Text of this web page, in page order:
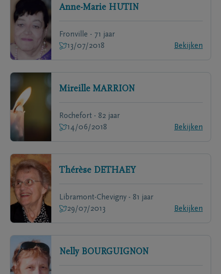
Anne-Marie HUTIN
Fronville - 71 jaar
13/07/2018
Bekijken
Mireille MARRION
Rochefort - 82 jaar
14/06/2018
Bekijken
Thérèse DETHAEY
Libramont-Chevigny - 81 jaar
29/07/2013
Bekijken
Nelly BOURGUIGNON